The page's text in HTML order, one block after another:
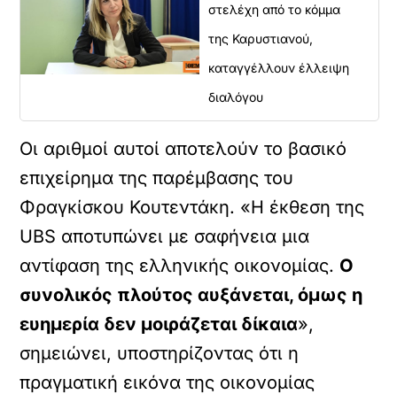
στελέχη από το κόμμα
της Καρυστιανού,
καταγγέλλουν έλλειψη
διαλόγου
Οι αριθμοί αυτοί αποτελούν το βασικό
επιχείρημα της παρέμβασης του
Φραγκίσκου Κουτεντάκη. «Η έκθεση της
UBS αποτυπώνει με σαφήνεια μια
αντίφαση της ελληνικής οικονομίας. Ο
συνολικός πλούτος αυξάνεται, όμως η
ευημερία δεν μοιράζεται δίκαια»,
σημειώνει, υποστηρίζοντας ότι η
πραγματική εικόνα της οικονομίας